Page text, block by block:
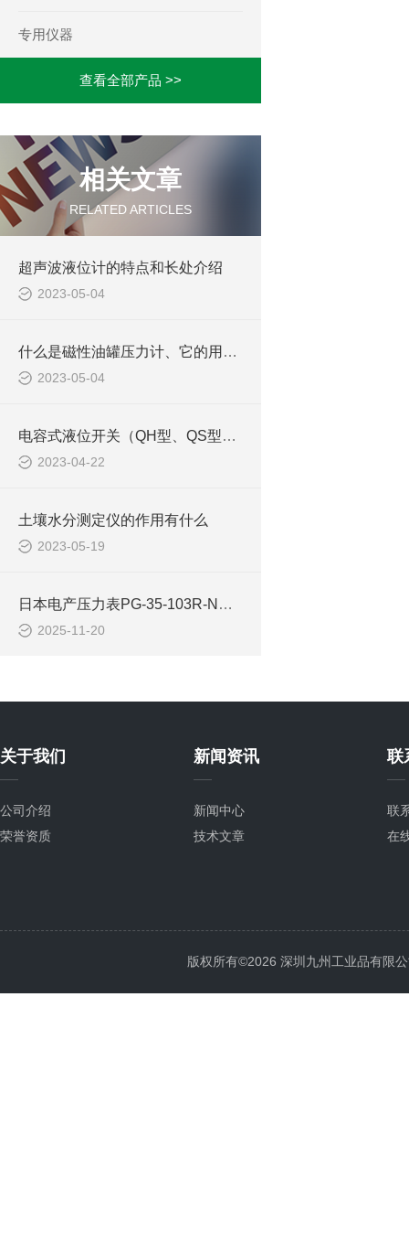
专用仪器
查看全部产品 >>
相关文章
RELATED ARTICLES
超声波液位计的特点和长处介绍
2023-05-04
什么是磁性油罐压力计、它的用途有哪些领域？
2023-05-04
电容式液位开关（QH型、QS型、SH型）的主要用途及特征介绍
2023-04-22
土壤水分测定仪的作用有什么
2023-05-19
日本电产压力表PG-35-103R-NGF的技术特性与应用概述
2025-11-20
关于我们
公司介绍
荣誉资质
新闻资讯
新闻中心
技术文章
联
联
在
版权所有©2026 深圳九州工业品有限